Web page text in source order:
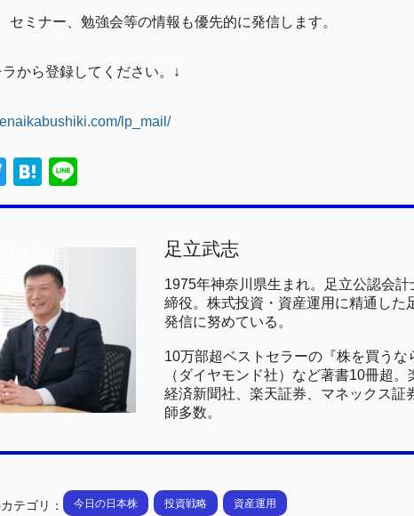
セミナー、勉強会等の情報も優先的に発信します。
ラから登録してください。↓
lp_mail/
T
wi
H
at
n
a
n
足立武志
1975年神奈川県生まれ。足立公認会
締役。株式投資・資産運用に精通した
発信に努めている。
10万部超ベストセラーの『株を買うな
（ダイヤモンド社）など著書10冊超
経済新聞社、楽天証券、マネックス
師多数。
テゴリ： 今日の日本株 投資戦略 資産運用